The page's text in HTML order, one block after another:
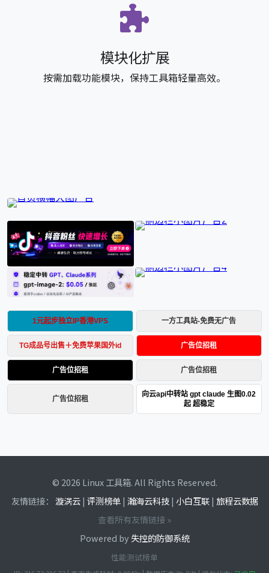
模块化扩展
按需加载功能模块，保持工具箱轻量高效。
© 2026 Linux 工具箱. All Rights Reserved.
友情链接： 漩涡云| 评测榜单| 瀚海云科技| 小白互联| 旅程云数据
查看所有友情链接 »
Powered by 失控的防御系统
性能测试榜单